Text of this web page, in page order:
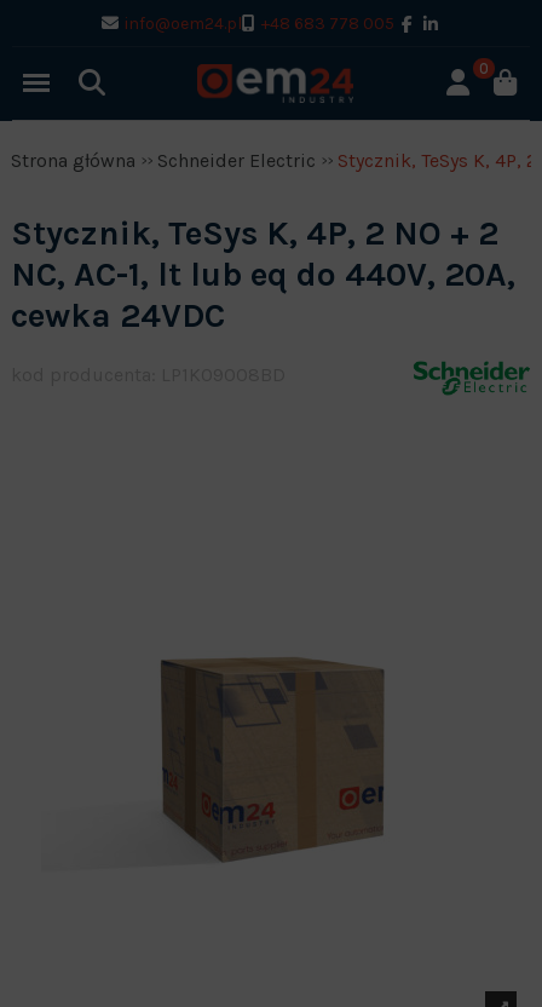
info@oem24.pl +48 683 778 005
0
Strona główna Schneider Electric Stycznik, TeSys K, 4P,
Stycznik, TeSys K, 4P, 2 NO + 2
NC, AC-1, lt lub eq do 440V, 20A,
cewka 24VDC